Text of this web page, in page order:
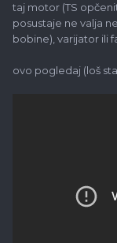
taj motor (TS
posustaje ne valja
bobine), varijator ili
ovo pogledaj (loš